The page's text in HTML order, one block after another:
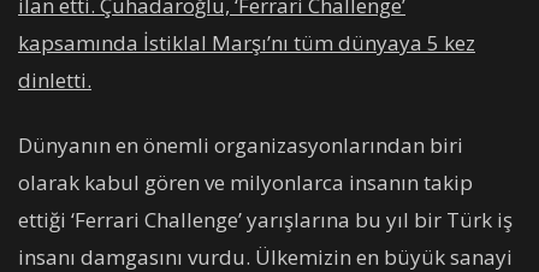
ilan etti. Çuhadaroğlu, ‘Ferrari Challenge’
kapsamında İstiklal Marşı’nı tüm dünyaya 5 kez
dinletti.
Dünyanın en önemli organizasyonlarından biri
olarak kabul gören ve milyonlarca insanın takip
ettiği ‘Ferrari Challenge’ yarışlarına bu yıl bir Türk iş
insanı damgasını vurdu. Ülkemizin en büyük sanayi